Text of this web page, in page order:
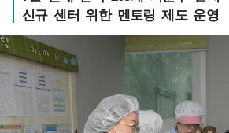
신규 센터 위한 멘토링 제도 운영